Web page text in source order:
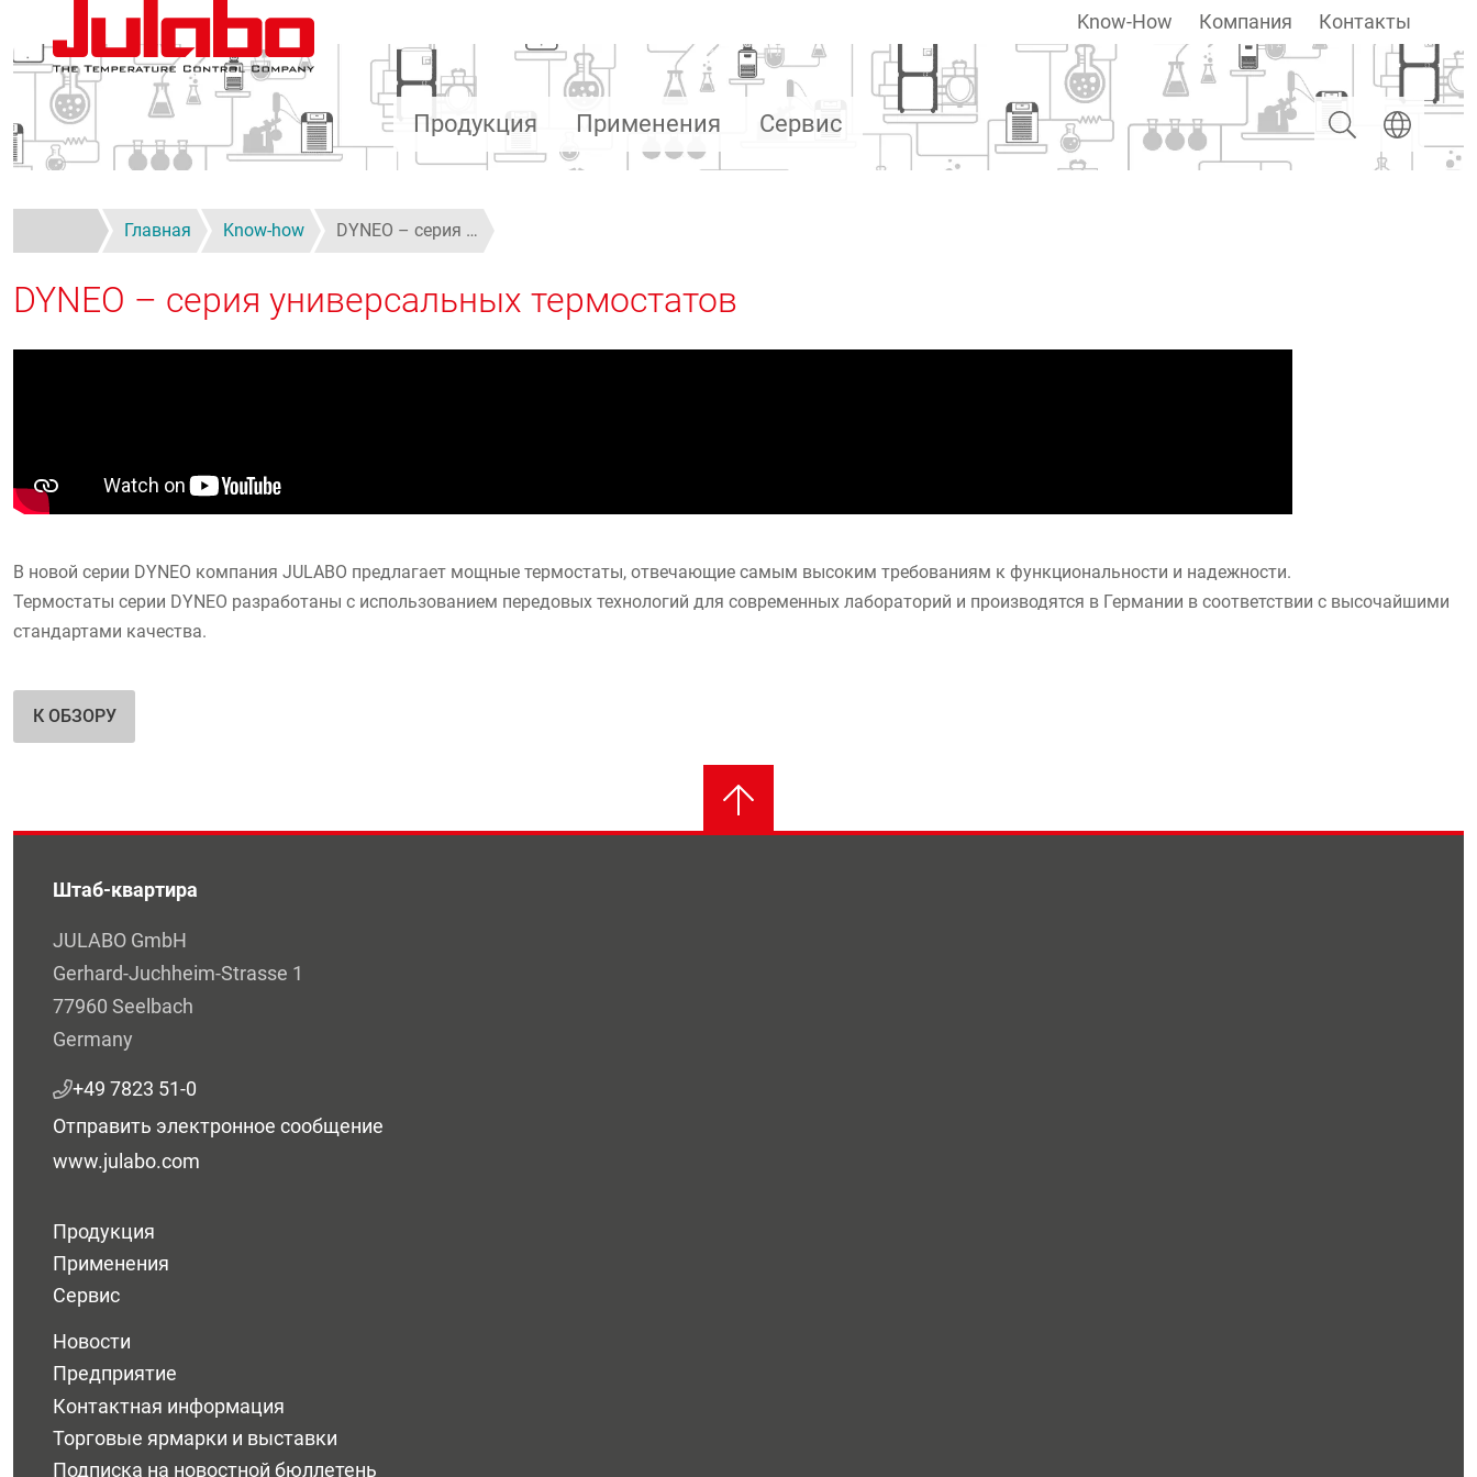
Перейти к основному содержанию
Продукция Применения Сервис
Know-How Компания Контакты
Поиск Выберите
Главная Know-how DYNEO – серия …
DYNEO – серия универсальных термостатов
В новой серии DYNEO компания JULABO предлагает мощные термостаты, отвечающие самым высоким требованиям к функциональности и надежности.
Термостаты серии DYNEO разработаны с использованием передовых технологий для современных лабораторий и производятся в Германии в соответствии с высочайшими
стандартами качества.
К ОБЗОРУ
Штаб-квартира
JULABO GmbH
Gerhard-Juchheim-Strasse 1
77960 Seelbach
Germany
+49 7823 51-0
Отправить электронное сообщение
www.julabo.com
Продукция
Применения
Сервис
Новости
Предприятие
Контактная информация
Торговые ярмарки и выставки
Подписка на новостной бюллетень